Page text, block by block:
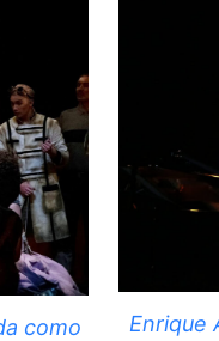
como
Enrique